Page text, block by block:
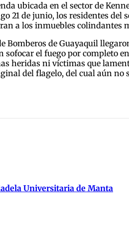
ubicada en el sector de
21 de junio, los residentes
a los inmuebles
de Guayaquil
sofocar el fuego por
heridas ni víctimas que
del flagelo, del cual aún
Universitaria de Manta